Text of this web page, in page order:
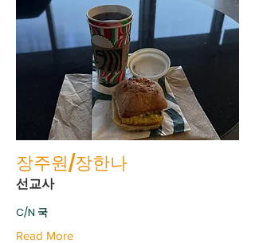
장주원/장한나
선교사
C/N 국
Read More